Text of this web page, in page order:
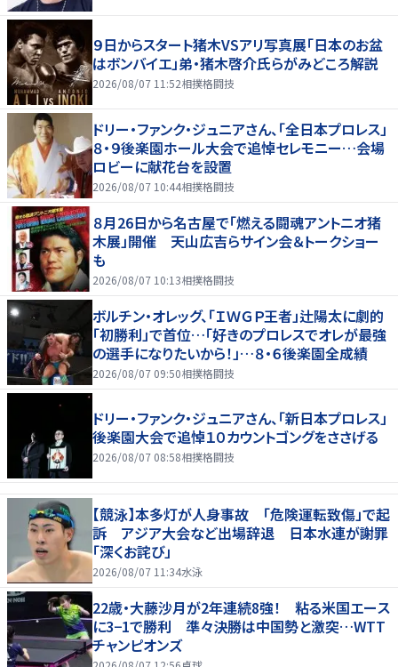
９日からスタート猪木VSアリ写真展「日本のお盆
はボンバイエ」弟・猪木啓介氏らがみどころ解説
2026/08/07 11:52相撲格闘技
ドリー・ファンク・ジュニアさん、「全日本プロレス」
８・９後楽園ホール大会で追悼セレモニー…会場
ロビーに献花台を設置
2026/08/07 10:44相撲格闘技
８月26日から名古屋で「燃える闘魂アントニオ猪
木展」開催 天山広吉らサイン会＆トークショー
も
2026/08/07 10:13相撲格闘技
ボルチン・オレッグ、「ＩＷＧＰ王者」辻陽太に劇的
「初勝利」で首位…「好きのプロレスでオレが最強
の選手になりたいから！」…８・６後楽園全成績
2026/08/07 09:50相撲格闘技
ドリー・ファンク・ジュニアさん、「新日本プロレス」
後楽園大会で追悼１０カウントゴングをささげる
2026/08/07 08:58相撲格闘技
【競泳】本多灯が人身事故 「危険運転致傷」で起
訴 アジア大会など出場辞退 日本水連が謝罪
「深くお詫び」
2026/08/07 11:34水泳
22歳・大藤沙月が2年連続8強！ 粘る米国エース
に3−1で勝利 準々決勝は中国勢と激突…WTT
チャンピオンズ